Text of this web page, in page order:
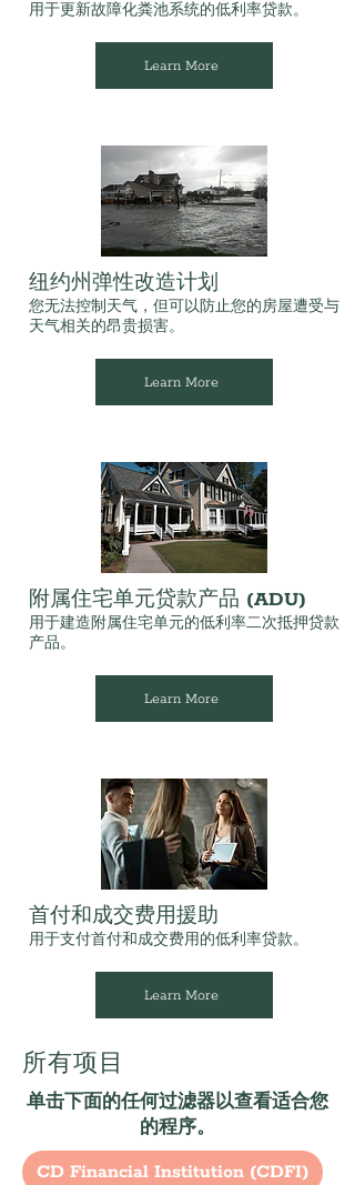
用于更新故障化粪池系统的低利率贷款。
Learn More
纽约州弹性改造计划
您无法控制天气，但可以防止您的房屋遭受与
天气相关的昂贵损害。
Learn More
附属住宅单元贷款产品 (ADU)
用于建造附属住宅单元的低利率二次抵押贷款
产品。
Learn More
首付和成交费用援助
用于支付首付和成交费用的低利率贷款。
Learn More
所有项目
单击下面的任何过滤器以查看适合您
的程序。
CD Financial Institution (CDFI)